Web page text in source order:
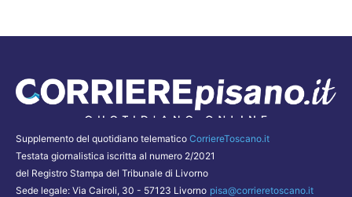
Supplemento del quotidiano telematico CorriereToscano.it
Testata giornalistica iscritta al numero 2/2021
del Registro Stampa del Tribunale di Livorno
Sede legale: Via Cairoli, 30 - 57123 Livorno pisa@corrieretoscano.it